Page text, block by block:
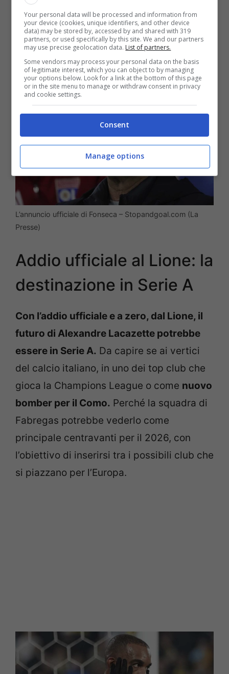
gli anni che ha ancora avanti come bomber
che può dire la sua,in Serie A sarebbe
un’occasione anche per i top club.
L’annuncio ufficiale di Fonseca – Stopandgoal.com (La
Presse)
Addio ufficiale al Lione: la
destinazione in Serie A
Con l’addio ufficiale e a zero, dal Lione, il
futuro di Alexandre Lacazette potrebbe
essere in Serie A. Da capire se ai vertici
del calcio italiano, in uno dei top club che
gioca la Champions League o come nuovo
bomber per il Como. Perché la squadra di
Fabregas potrebbe vederlo come
principale centravanti per il 2026, con
l’obiettivo di inserirsi tra i possibili club che
si piazzano per l’Europa.
Your personal data will be processed and information from
your device (cookies, unique identifiers, and other device
data) may be stored by, accessed by and shared with 319
partners, or used specifically by this site. We and our partners
may use precise geolocation data. List of partners.
Some vendors may process your personal data on the basis
of legitimate interest, which you can object to by managing
your options below. Look for a link at the bottom of this page
or in the site menu to manage or withdraw consent in privacy
and cookie settings.
Consent
Manage options